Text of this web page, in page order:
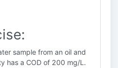
sample from an oil and
has a COD of 200 mg/L.